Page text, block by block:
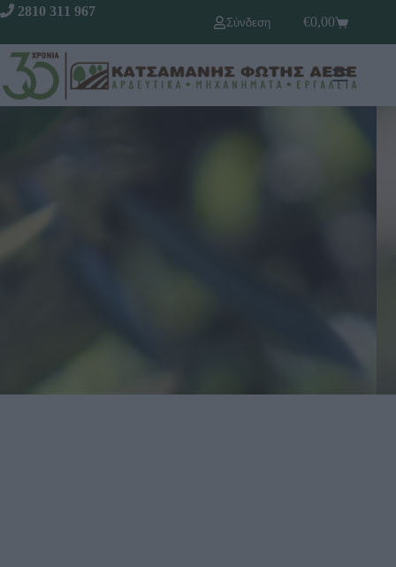
2810 311 967
Σύνδεση
€0,00